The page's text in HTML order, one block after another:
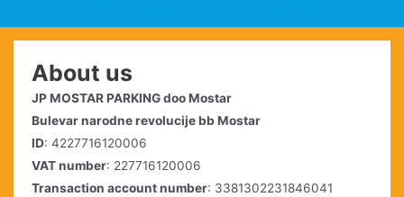
About us
JP MOSTAR PARKING doo Mostar
Bulevar narodne revolucije bb Mostar
ID: 4227716120006
VAT number: 227716120006
Transaction account number: 3381302231846041